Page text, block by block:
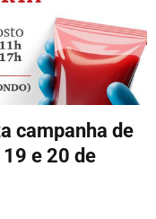
campanha de
e 20 de